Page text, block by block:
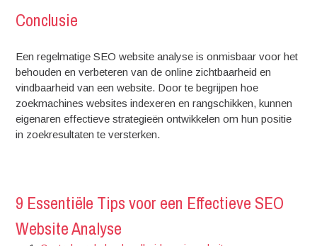
Conclusie
Een regelmatige SEO website analyse is onmisbaar voor het
behouden en verbeteren van de online zichtbaarheid en
vindbaarheid van een website. Door te begrijpen hoe
zoekmachines websites indexeren en rangschikken, kunnen
eigenaren effectieve strategieën ontwikkelen om hun positie
in zoekresultaten te versterken.
9 Essentiële Tips voor een Effectieve SEO
Website Analyse